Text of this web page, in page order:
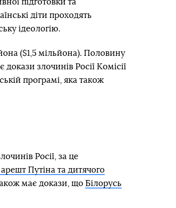
підготовки та
діти проходять
ідеологію.
($1,5 мільйона). Половину
злочинів Росії Комісії
програмі, яка також
Росії, за це
Путіна та дитячого
має докази, що Білорусь